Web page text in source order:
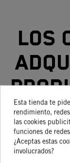
Los
Esta tienda te
rendimiento,
las cookies
funciones de
¿Aceptas estas
involucrados?